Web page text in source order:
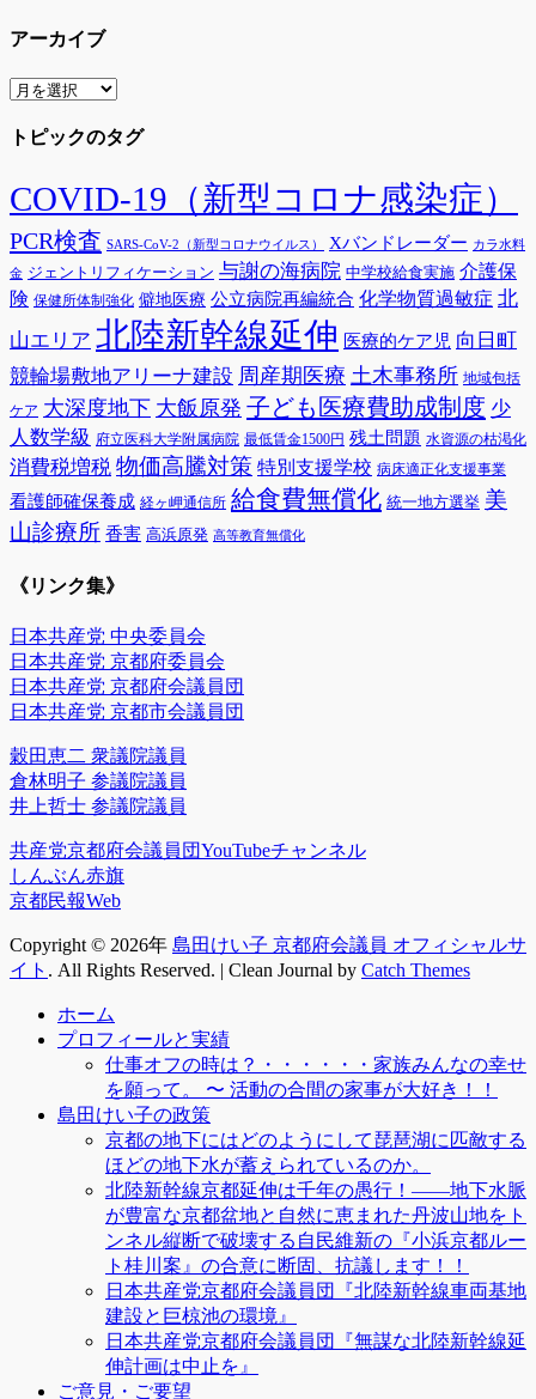
アーカイブ
ア
カ
ブ
トピックのタグ
COVID-19（新型コロナ感染症）
PCR検査 SARS-CoV-2（新型コロナウイルス） Xバンドレーダー カラ水料
金 ジェントリフィケーション 与謝の海病院 中学校給食実施 介護保
険 保健所体制強化 僻地医療 公立病院再編統合 化学物質過敏症 北
山エリア 北陸新幹線延伸 医療的ケア児 向日町
競輪場敷地アリーナ建設 周産期医療 土木事務所 地域包括
ケア 大深度地下 大飯原発 子ども医療費助成制度 少
人数学級 府立医科大学附属病院 最低賃金1500円 残土問題 水資源の枯渇化
消費税増税 物価高騰対策 特別支援学校 病床適正化支援事業
看護師確保養成 経ヶ岬通信所 給食費無償化 統一地方選挙 美
山診療所 香害 高浜原発 高等教育無償化
《リンク集》
日本共産党 中央委員会
日本共産党 京都府委員会
日本共産党 京都府会議員団
日本共産党 京都市会議員団
穀田恵二 衆議院議員
倉林明子 参議院議員
井上哲士 参議院議員
共産党京都府会議員団YouTubeチャンネル
しんぶん赤旗
京都民報Web
Copyright © 2026年 島田けい子 京都府会議員 オフィシャルサ
イト . All Rights Reserved. | Clean Journal by Catch Themes
ホーム
プロフィールと実績
仕事オフの時は？・・・・・・家族みんなの幸せ
を願って。 〜 活動の合間の家事が大好き！！
島田けい子の政策
京都の地下にはどのようにして琵琶湖に匹敵する
ほどの地下水が蓄えられているのか。
北陸新幹線京都延伸は千年の愚行！――地下水脈
が豊富な京都盆地と自然に恵まれた丹波山地をト
ンネル縦断で破壊する自民維新の『小浜京都ルー
ト桂川案』の合意に断固、抗議します！！
日本共産党京都府会議員団『北陸新幹線車両基地
建設と巨椋池の環境』
日本共産党京都府会議員団『無謀な北陸新幹線延
伸計画は中止を』
ご意見・ご要望